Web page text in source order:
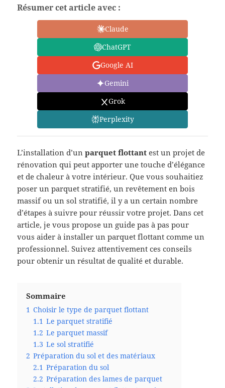
Résumer cet article avec :
Claude
ChatGPT
Google AI
Gemini
Grok
Perplexity
L’installation d’unparquet flottant est un projet de
rénovation qui peut apporter une touche d’élégance
et de chaleur à votre intérieur. Que vous souhaitiez
poser un parquet stratifié, un revêtement en bois
massif ou un sol stratifié, il y a un certain nombre
d’étapes à suivre pour réussir votre projet. Dans cet
article, je vous propose un guide pas à pas pour
vous aider à installer un parquet flottant comme un
professionnel. Suivez attentivement ces conseils
pour obtenir un résultat de qualité et durable.
Sommaire
1 Choisir le type de parquet flottant
1.1 Le parquet stratifié
1.2 Le parquet massif
1.3 Le sol stratifié
2 Préparation du sol et des matériaux
2.1 Préparation du sol
2.2 Préparation des lames de parquet